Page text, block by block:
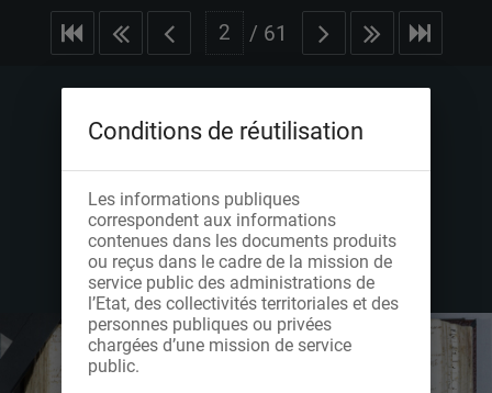
/ 61
Conditions de réutilisation
Les informations publiques
correspondent aux informations
contenues dans les documents produits
ou reçus dans le cadre de la mission de
service public des administrations de
l’Etat, des collectivités territoriales et des
personnes publiques ou privées
chargées d’une mission de service
public.